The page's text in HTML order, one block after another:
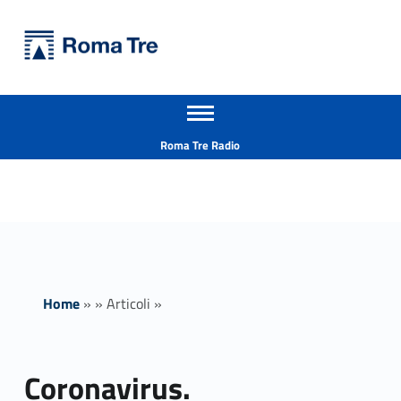
Coronavirus. Aggiornamento del 6 novembre 2020 - Università Roma Tre
Apri il menu secondario
Roma Tre Radio
Home» » Articoli »
Coronavirus.